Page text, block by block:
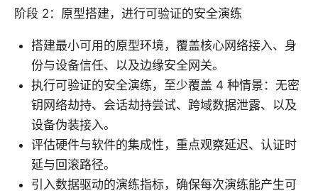
阶段 2：原型搭建，进行可验证的安全演练
搭建最小可用的原型环境，覆盖核心网络接入、身
份与设备信任、以及边缘安全网关。
执行可验证的安全演练，至少覆盖 4 种情景：无密
钥网络劫持、会话劫持尝试、跨域数据泄露、以及
设备伪装接入。
评估硬件与软件的集成性，重点观察延迟、认证时
延与回滚路径。
引入数据驱动的演练指标，确保每次演练能产生可